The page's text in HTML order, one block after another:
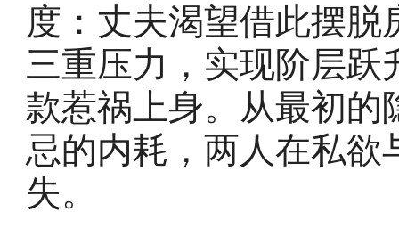
度：丈夫渴望借此摆
三重压力，实现阶层跃
款惹祸上身。从最初的
忌的内耗，两人在私欲
失。